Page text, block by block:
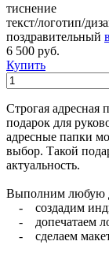
тиснение
текст/логотип/
поздравительный
6 500 руб.
Купить
Строгая адресная
подарок для
адресные папки
выбор. Такой
актуальность.
Выполним любую
- создадим
- допечатаем
- сделаем макет